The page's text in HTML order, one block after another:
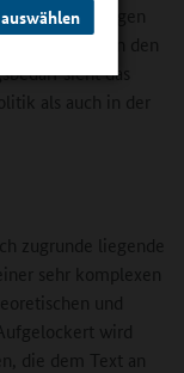
tätigen
zwischen den
sieht das
als auch in der
zugrunde liegende
sehr komplexen
und
wird
die dem Text an